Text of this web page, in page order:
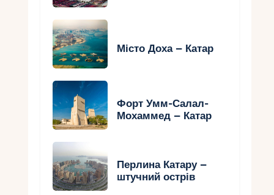
Місто Доха – Катар
Форт Умм-Салал-
Мохаммед – Катар
Перлина Катару –
штучний острів